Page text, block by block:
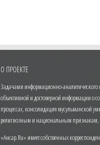
О ПРОЕКТЕ
Задачами информационно-аналитического
объективной и достоверной информации о
процессах, консолидация мусульманской
религиозным и национальным признакам,
«Ансар.Ru» имеет собственных